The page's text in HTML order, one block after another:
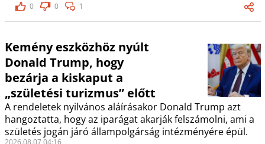
0
0 1
Kemény eszközhöz nyúlt
Donald Trump, hogy
bezárja a kiskaput a
„születési turizmus” előtt
A rendeletek nyilvános aláírásakor Donald Trump azt
hangoztatta, hogy az iparágat akarják felszámolni, ami a
születés jogán járó állampolgárság intézményére épül.
2026.08.07 04:16